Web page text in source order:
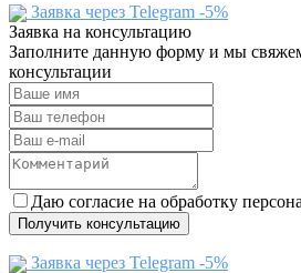
Заявка через Telegram -5%
Заявка на консультацию
Заполните данную форму и мы
консультации
Даю согласие на обработку
Получить консультацию
Заявка через Telegram -5%